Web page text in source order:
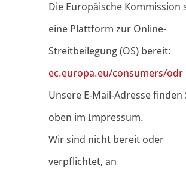
Die Europäische Kommission
eine Plattform zur Online-
Streitbeilegung (OS) bereit:
ec.europa.eu/consumers/odr
Unsere E-Mail-Adresse finden
oben im Impressum.
Wir sind nicht bereit oder
verpflichtet, an